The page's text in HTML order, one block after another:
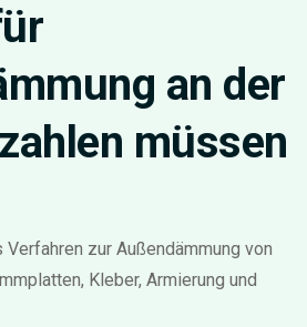
an der
müssen
zur Außendämmung von
Kleber, Armierung und